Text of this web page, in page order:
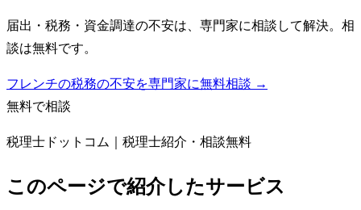
届出・税務・資金調達の不安は、専門家に相談して解決。相
談は無料です。
フレンチの税務の不安を専門家に無料相談 →
無料で相談
税理士ドットコム｜税理士紹介・相談無料
このページで紹介したサービス